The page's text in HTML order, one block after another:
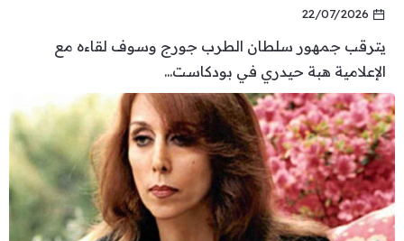
22/07/2026
يترقب جمهور سلطان الطرب جورج وسوف لقاءه مع
الإعلامية هبة حيدري في بودكاست...